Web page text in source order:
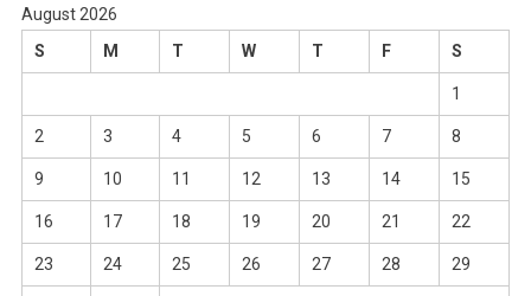
August 2026
S
M T W T F S
1
2 3 4 5 6 7 8
9 10 11 12 13 14 15
16 17 18 19 20 21 22
23 24 25 26 27 28 29